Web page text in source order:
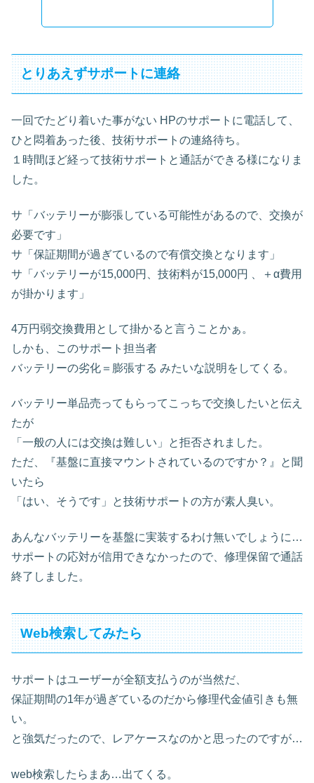
とりあえずサポートに連絡
一回でたどり着いた事がない HPのサポートに電話して、
ひと悶着あった後、技術サポートの連絡待ち。
１時間ほど経って技術サポートと通話ができる様になりま
した。
サ「バッテリーが膨張している可能性があるので、交換が
必要です」
サ「保証期間が過ぎているので有償交換となります」
サ「バッテリーが15,000円、技術料が15,000円 、＋α費用
が掛かります」
4万円弱交換費用として掛かると言うことかぁ。
しかも、このサポート担当者
バッテリーの劣化＝膨張する みたいな説明をしてくる。
バッテリー単品売ってもらってこっちで交換したいと伝え
たが
「一般の人には交換は難しい」と拒否されました。
ただ、『基盤に直接マウントされているのですか？』と聞
いたら
「はい、そうです」と技術サポートの方が素人臭い。
あんなバッテリーを基盤に実装するわけ無いでしょうに…
サポートの応対が信用できなかったので、修理保留で通話
終了しました。
Web検索してみたら
サポートはユーザーが全額支払うのが当然だ、
保証期間の1年が過ぎているのだから修理代金値引きも無
い。
と強気だったので、レアケースなのかと思ったのですが…
web検索したらまあ…出てくる。